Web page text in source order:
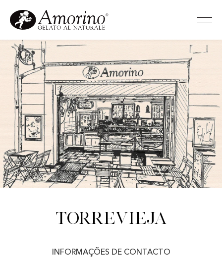
Torrevieja
INFORMAÇÕES DE CONTACTO